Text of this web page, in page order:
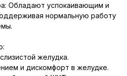
Обладают успокаивающим и
нормальную работу
желудка.
и дискомфорт в желудке.